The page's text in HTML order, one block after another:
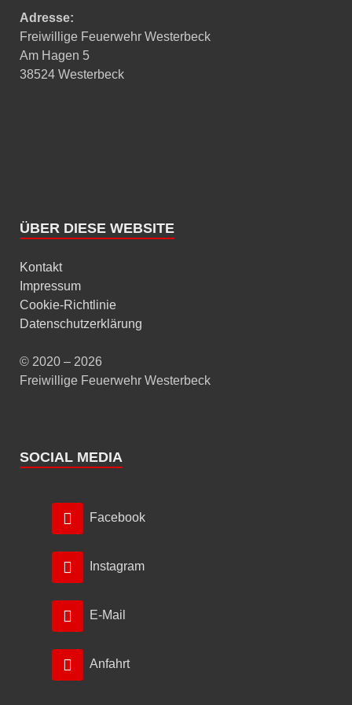
Adresse:
Freiwillige Feuerwehr Westerbeck
Am Hagen 5
38524 Westerbeck
ÜBER DIESE WEBSITE
Kontakt
Impressum
Cookie-Richtlinie
Datenschutzerklärung
© 2020 – 2026
Freiwillige Feuerwehr Westerbeck
SOCIAL MEDIA
Facebook
Instagram
E-Mail
Anfahrt